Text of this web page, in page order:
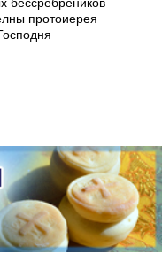
бессребреников
протоиерея